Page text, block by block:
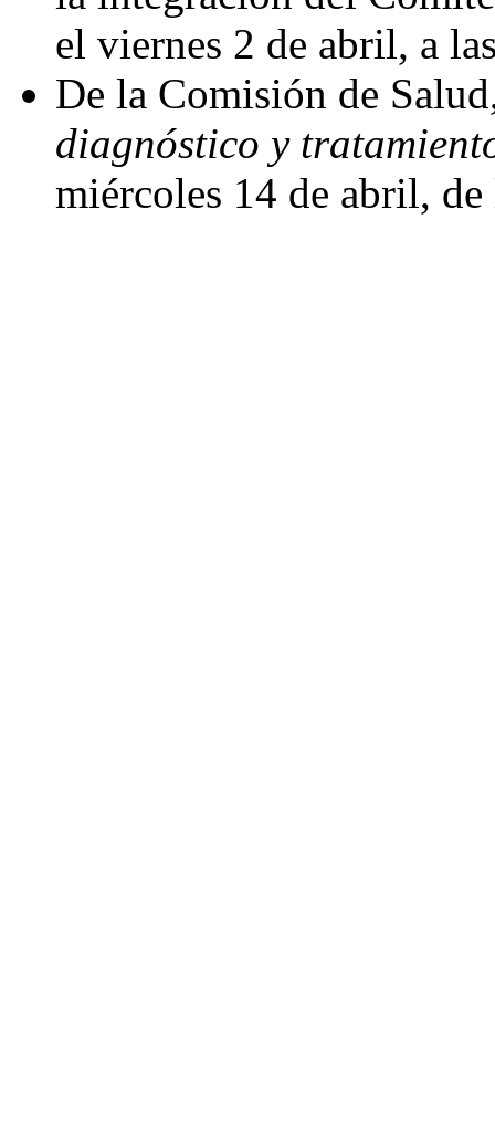
el viernes 2 de abril, a
De la Comisión de
diagnóstico y
miércoles 14 de abril,